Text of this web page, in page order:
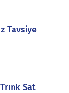
Tavsiye
Sat